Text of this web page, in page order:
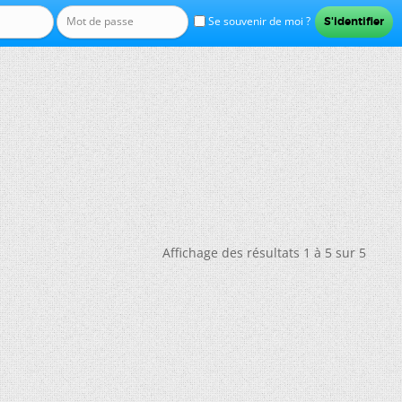
Se souvenir de moi ?
Affichage des résultats 1 à 5 sur 5